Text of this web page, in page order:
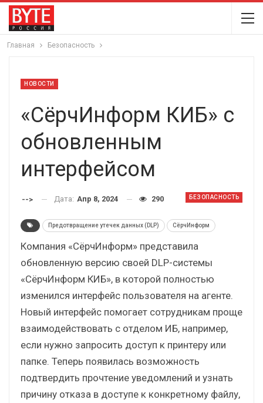
Главная Безопасность
НОВОСТИ
«СёрчИнформ КИБ» с
обновленным
интерфейсом
БЕЗОПАСНОСТЬ
--> Дата: Апр 8, 2024 290
Предотвращение утечек данных (DLP) СёрчИнформ
Компания «СёрчИнформ» представила
обновленную версию своей DLP-системы
«СёрчИнформ КИБ», в которой полностью
изменился интерфейс пользователя на агенте.
Новый интерфейс помогает сотрудникам проще
взаимодействовать с отделом ИБ, например,
если нужно запросить доступ к принтеру или
папке. Теперь появилась возможность
подтвердить прочтение уведомлений и узнать
причину отказа в доступе к конкретному файлу,